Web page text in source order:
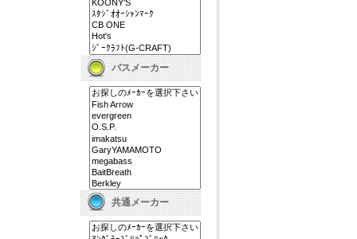
バスメーカー
共通メーカー